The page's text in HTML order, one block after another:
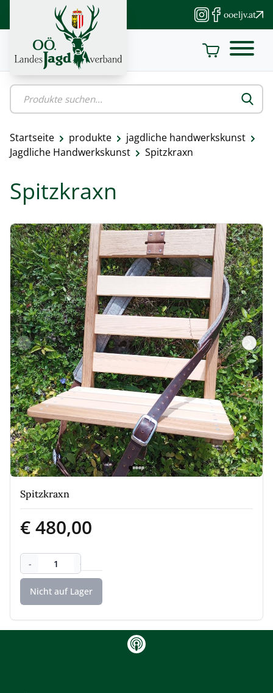
ooeljv.at
Pfadnavigation
Startseite produkte
jagdliche handwerkskunst
Jagdliche Handwerkskunst
Spitzkraxn
Spitzkraxn
Spitzkraxn
€ 480,00
- +